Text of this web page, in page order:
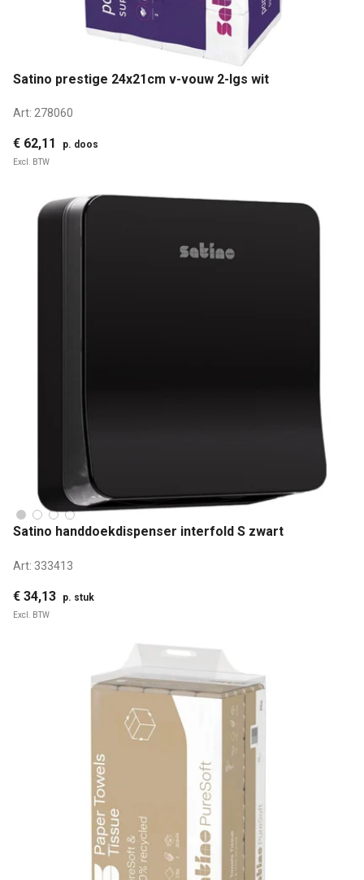
Satino prestige 24x21cm v-vouw 2-lgs wit
Art: 278060
€ 62,11 p. doos
Excl. BTW
Satino handdoekdispenser interfold S zwart
Art: 333413
€ 34,13 p. stuk
Excl. BTW